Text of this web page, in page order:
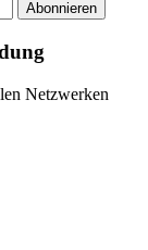
Abonnieren
Netzwerken